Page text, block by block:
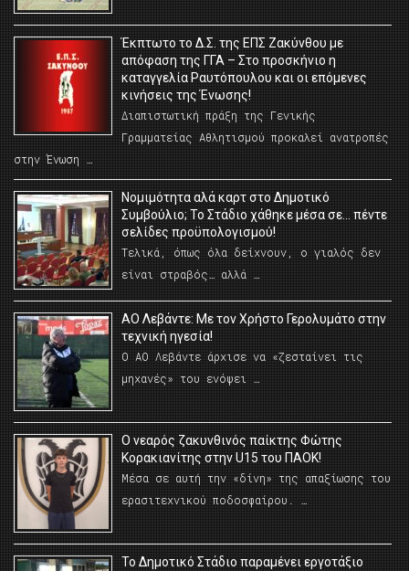
Έκπτωτο το Δ.Σ. της ΕΠΣ Ζακύνθου με
απόφαση της ΓΓΑ – Στο προσκήνιο η
καταγγελία Ραυτόπουλου και οι επόμενες
κινήσεις της Ένωσης!
Διαπιστωτική πράξη της Γενικής
Γραμματείας Αθλητισμού προκαλεί ανατροπές
στην Ένωση …
Νομιμότητα αλά καρτ στο Δημοτικό
Συμβούλιο; Το Στάδιο χάθηκε μέσα σε… πέντε
σελίδες προϋπολογισμού!
Τελικά, όπως όλα δείχνουν, ο γιαλός δεν
είναι στραβός… αλλά …
ΑΟ Λεβάντε: Με τον Χρήστο Γερολυμάτο στην
τεχνική ηγεσία!
Ο ΑΟ Λεβάντε άρχισε να «ζεσταίνει τις
μηχανές» του ενόψει …
O νεαρός ζακυνθινός παίκτης Φώτης
Κορακιανίτης στην U15 του ΠΑΟΚ!
Μέσα σε αυτή την «δίνη» της απαξίωσης του
ερασιτεχνικού ποδοσφαίρου. …
Το Δημοτικό Στάδιο παραμένει εργοτάξιο